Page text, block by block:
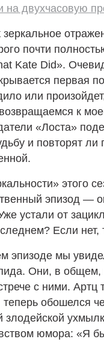
на двухчасовую
почти
Kate Did».
первая
или
к
«Лоста»
и повторят
этого
эпизод —
устали от
Если
эпизоде мы
Они, в
с ними.
обошелся
злодейской
юмора: «Я